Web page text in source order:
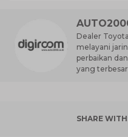
Dealer
melayani
perbaikan
yang
SHARE